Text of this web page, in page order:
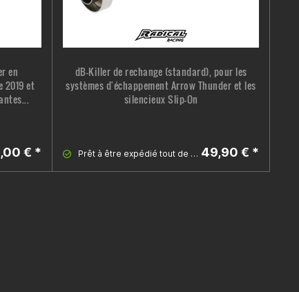
en
2019 et
€ *
dB-Killer de rechange (standard), pour les
systèmes d'échappement Arrow Thunder et les
silencieux Slip-On
Prêt à être expédié tout de suite 49,90 € *